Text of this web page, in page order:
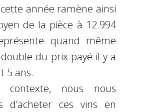
année ramène ainsi
de la pièce à 12.994
quand même
du prix payé il y a
5 ans.
contexte, nous nous
d’acheter ces vins en